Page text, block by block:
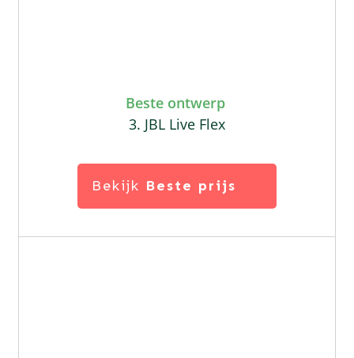
Beste ontwerp
3. JBL Live Flex
Bekijk Beste prijs